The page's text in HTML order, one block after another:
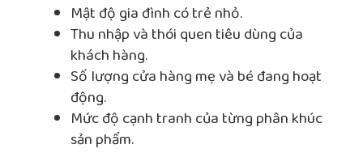
Mật độ gia đình có trẻ nhỏ.
Thu nhập và thói quen tiêu dùng của
khách hàng.
Số lượng cửa hàng mẹ và bé đang hoạt
động.
Mức độ cạnh tranh của từng phân khúc
sản phẩm.